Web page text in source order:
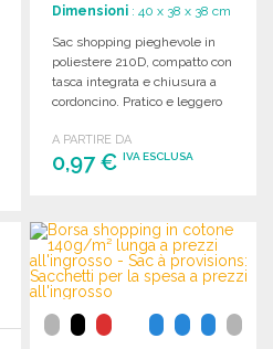
Dimensioni : 40 x 38 x 38 cm
Sac shopping pieghevole in
poliestere 210D, compatto con
tasca integrata e chiusura a
cordoncino. Pratico e leggero
A PARTIRE DA
0,97 €IVA ESCLUSA
Richiedi un preventivo